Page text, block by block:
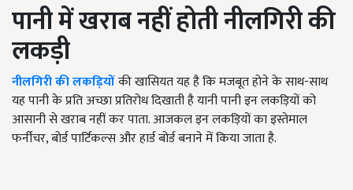
पानी में खराब नहीं होती नीलगिरी की
लकड़ी
नीलगिरी की लकड़ियोंकी खासियत यह है कि मजबूत होने के साथ-साथ
यह पानी के प्रति अच्छा प्रतिरोध दिखाती है यानी पानी इन लकड़ियों को
आसानी से खराब नहीं कर पाता. आजकल इन लकड़ियों का इस्तेमाल
फर्नीचर, बोर्ड पार्टिकल्स और हार्ड बोर्ड बनाने में किया जाता है.